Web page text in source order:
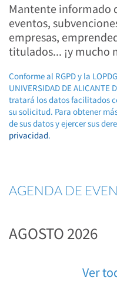
Mantente informado
eventos,
empresas,
titulados... ¡y mucho
Conforme al RGPD y la
UNIVERSIDAD DE ALICANTE
tratará los datos facilitados
su solicitud. Para obtener
de sus datos y ejercer sus
privacidad.
AGENDA DE
AGOSTO 2026
Ver